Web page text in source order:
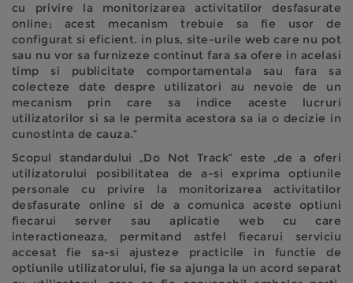
cu privire la monitorizarea activitatilor desfasurate
online; acest mecanism trebuie sa fie usor de
configurat si eficient. in plus, site-urile web care nu pot
sau nu vor sa furnizeze continut fara sa ofere in acelasi
timp si publicitate comportamentala sau fara sa
colecteze date despre utilizatori au nevoie de un
mecanism prin care sa indice aceste lucruri
utilizatorilor si sa le permita acestora sa ia o decizie in
cunostinta de cauza.”
Scopul standardului „Do Not Track” este „de a oferi
utilizatorului posibilitatea de a-si exprima optiunile
personale cu privire la monitorizarea activitatilor
desfasurate online si de a comunica aceste optiuni
fiecarui server sau aplicatie web cu care
interactioneaza, permitand astfel fiecarui serviciu
accesat fie sa-si ajusteze practicile in functie de
optiunile utilizatorului, fie sa ajunga la un acord separat